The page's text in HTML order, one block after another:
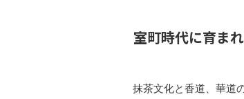
室町時代に育ま
抹茶文化と香道、華道